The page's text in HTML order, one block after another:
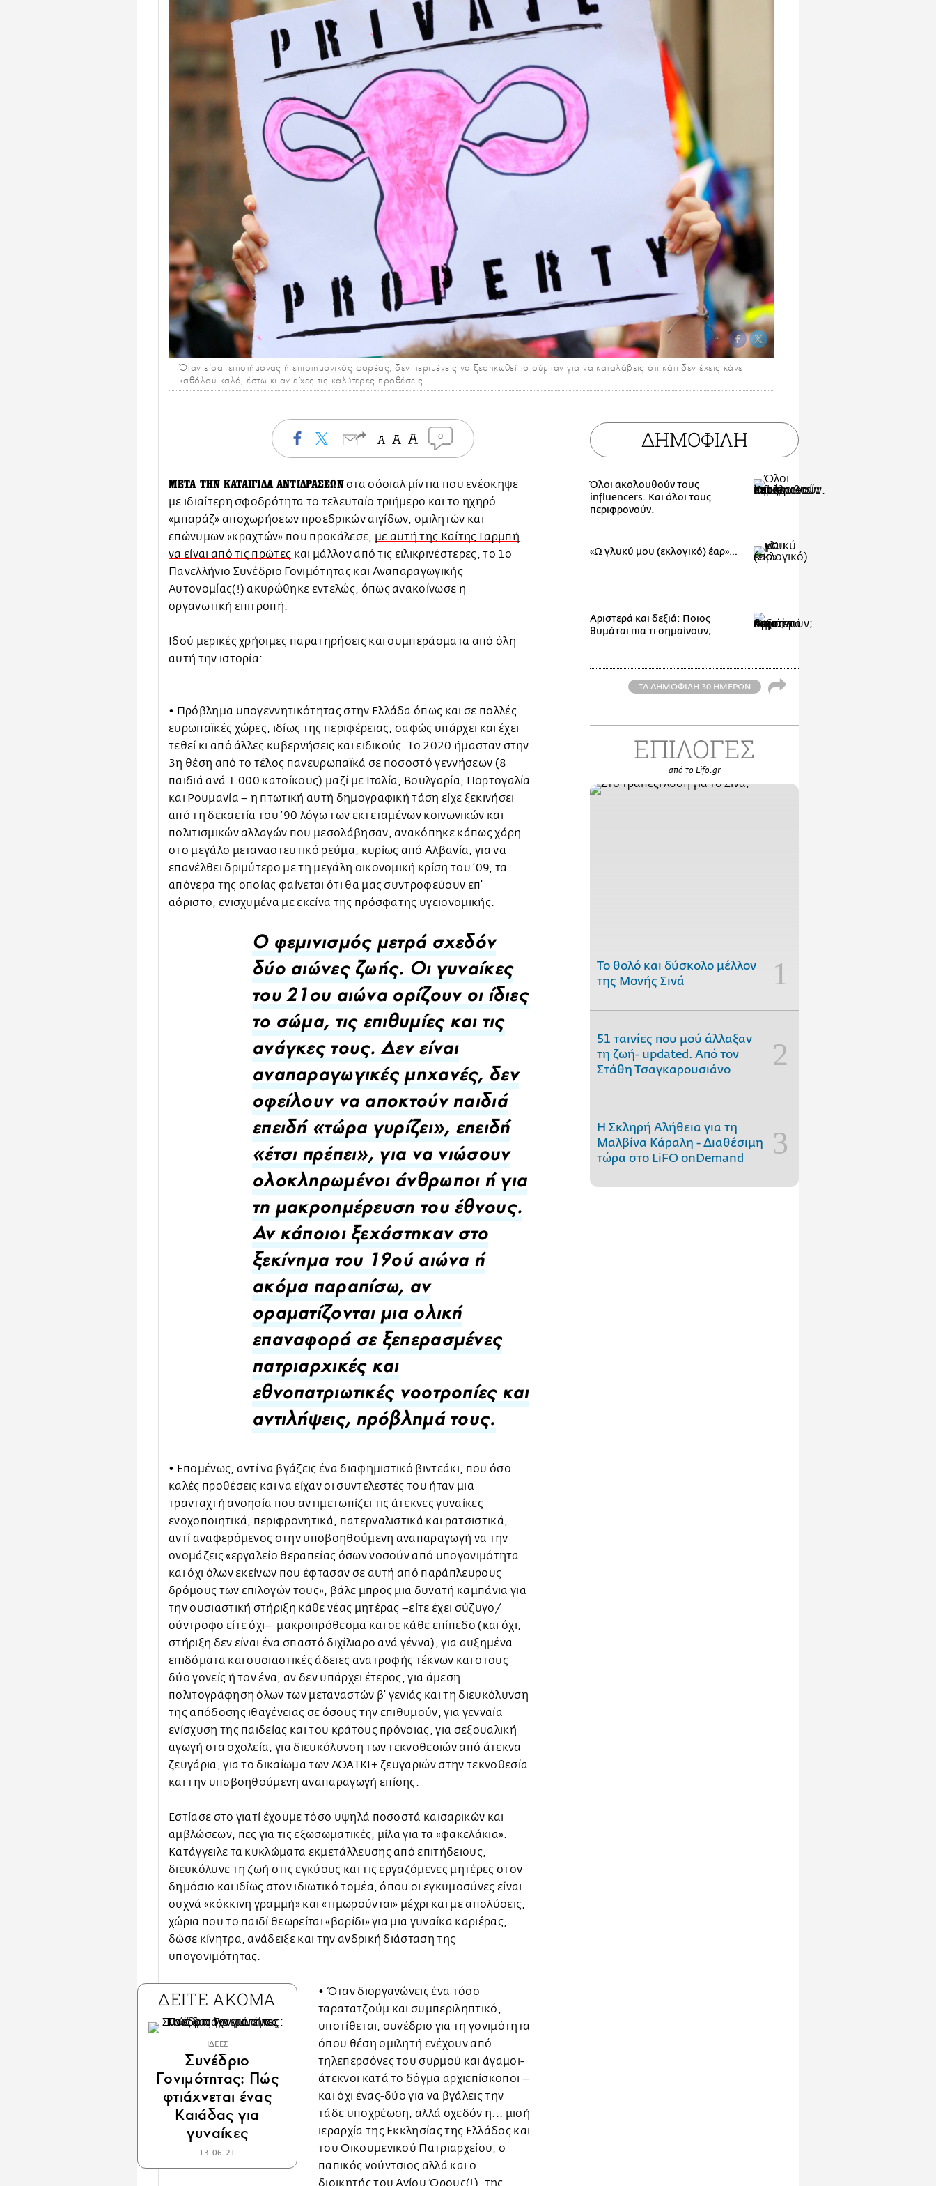
Όταν είσαι επιστήμονας ή επιστημονικός φορέας, δεν περιμένεις να ξεσηκωθεί το σύμπαν για να καταλάβεις ότι κάτι δεν έχεις κάνει
καθόλου καλά, έστω κι αν είχες τις καλύτερες προθέσεις.
0
ΜΕΤΑ ΤΗΝ ΚΑΤΑΙΓΙΔΑ ΑΝΤΙΔΡΑΣΕΩΝστα σόσιαλ μίντια που ενέσκηψε
με ιδιαίτερη σφοδρότητα το τελευταίο τριήμερο και το ηχηρό
«μπαράζ» αποχωρήσεων προεδρικών αιγίδων, ομιλητών και
επώνυμων «κραχτών» που προκάλεσε, με αυτή της Καίτης Γαρμπή
να είναι από τις πρώτες και μάλλον από τις ειλικρινέστερες, το 1ο
Πανελλήνιο Συνέδριο Γονιμότητας και Αναπαραγωγικής
Αυτονομίας(!) ακυρώθηκε εντελώς, όπως ανακοίνωσε η
οργανωτική επιτροπή.
Ιδού μερικές χρήσιμες παρατηρήσεις και συμπεράσματα από όλη
αυτή την ιστορία:
• Πρόβλημα υπογεννητικότητας στην Ελλάδα όπως και σε πολλές
ευρωπαϊκές χώρες, ιδίως της περιφέρειας, σαφώς υπάρχει και έχει
τεθεί κι από άλλες κυβερνήσεις και ειδικούς. To 2020 ήμασταν στην
3η θέση από το τέλος πανευρωπαϊκά σε ποσοστό γεννήσεων (8
παιδιά ανά 1.000 κατοίκους) μαζί με Ιταλία, Βουλγαρία, Πορτογαλία
και Ρουμανία – η πτωτική αυτή δημογραφική τάση είχε ξεκινήσει
από τη δεκαετία του ’90 λόγω των εκτεταμένων κοινωνικών και
πολιτισμικών αλλαγών που μεσολάβησαν, ανακόπηκε κάπως χάρη
στο μεγάλο μεταναστευτικό ρεύμα, κυρίως από Αλβανία, για να
επανέλθει δριμύτερο με τη μεγάλη οικονομική κρίση του ’09, τα
απόνερα της οποίας φαίνεται ότι θα μας συντροφεύουν επ’
αόριστο, ενισχυμένα με εκείνα της πρόσφατης υγειονομικής.
Ο φεμινισμός μετρά σχεδόν
δύο αιώνες ζωής. Οι γυναίκες
του 21ου αιώνα ορίζουν οι ίδιες
το σώμα, τις επιθυμίες και τις
ανάγκες τους. Δεν είναι
αναπαραγωγικές μηχανές, δεν
οφείλουν να αποκτούν παιδιά
επειδή «τώρα γυρίζει», επειδή
«έτσι πρέπει», για να νιώσουν
ολοκληρωμένοι άνθρωποι ή για
τη μακροημέρευση του έθνους.
Αν κάποιοι ξεχάστηκαν στο
ξεκίνημα του 19ού αιώνα ή
ακόμα παραπίσω, αν
οραματίζονται μια ολική
επαναφορά σε ξεπερασμένες
πατριαρχικές και
εθνοπατριωτικές νοοτροπίες και
αντιλήψεις, πρόβλημά τους.
• Επομένως, αντί να βγάζεις ένα διαφημιστικό βιντεάκι, που όσο
καλές προθέσεις και να είχαν οι συντελεστές του ήταν μια
τρανταχτή ανοησία που αντιμετωπίζει τις άτεκνες γυναίκες
ενοχοποιητικά, περιφρονητικά, πατερναλιστικά και ρατσιστικά,
αντί αναφερόμενος στην υποβοηθούμενη αναπαραγωγή να την
ονομάζεις «εργαλείο θεραπείας όσων νοσούν από υπογονιμότητα
και όχι όλων εκείνων που έφτασαν σε αυτή από παράπλευρους
δρόμους των επιλογών τους», βάλε μπρος μια δυνατή καμπάνια για
την ουσιαστική στήριξη κάθε νέας μητέρας –είτε έχει σύζυγο/
σύντροφο είτε όχι– μακροπρόθεσμα και σε κάθε επίπεδο (και όχι,
στήριξη δεν είναι ένα σπαστό διχίλιαρο ανά γέννα), για αυξημένα
επιδόματα και ουσιαστικές άδειες ανατροφής τέκνων και στους
δύο γονείς ή τον ένα, αν δεν υπάρχει έτερος, για άμεση
πολιτογράφηση όλων των μεταναστών β’ γενιάς και τη διευκόλυνση
της απόδοσης ιθαγένειας σε όσους την επιθυμούν, για γενναία
ενίσχυση της παιδείας και του κράτους πρόνοιας, για σεξουαλική
αγωγή στα σχολεία, για διευκόλυνση των τεκνοθεσιών από άτεκνα
ζευγάρια, για το δικαίωμα των ΛΟΑΤΚΙ+ ζευγαριών στην τεκνοθεσία
και την υποβοηθούμενη αναπαραγωγή επίσης.
Εστίασε στο γιατί έχουμε τόσο υψηλά ποσοστά καισαρικών και
αμβλώσεων, πες για τις εξωσωματικές, μίλα για τα «φακελάκια».
Κατάγγειλε τα κυκλώματα εκμετάλλευσης από επιτήδειους,
διευκόλυνε τη ζωή στις εγκύους και τις εργαζόμενες μητέρες στον
δημόσιο και ιδίως στον ιδιωτικό τομέα, όπου οι εγκυμοσύνες είναι
συχνά «κόκκινη γραμμή» και «τιμωρούνται» μέχρι και με απολύσεις,
χώρια που το παιδί θεωρείται «βαρίδι» για μια γυναίκα καριέρας,
δώσε κίνητρα, ανάδειξε και την ανδρική διάσταση της
υπογονιμότητας.
ΔΕΙΤΕ ΑΚΟΜΑ
ΙΔΕΕΣ
Συνέδριο
Γονιμότητας: Πώς
φτιάχνεται ένας
Καιάδας για
γυναίκες
13.06.21
• Όταν διοργανώνεις ένα τόσο
ταρατατζούμ και συμπεριληπτικό,
υποτίθεται, συνέδριο για τη γονιμότητα
όπου θέση ομιλητή ενέχουν από
τηλεπερσόνες του συρμού και άγαμοι-
άτεκνοι κατά το δόγμα αρχιεπίσκοποι –
και όχι ένας-δύο για να βγάλεις την
τάδε υποχρέωση, αλλά σχεδόν η... μισή
ιεραρχία της Εκκλησίας της Ελλάδος και
του Οικουμενικού Πατριαρχείου, ο
παπικός νούντσιος αλλά και ο
διοικητής του Αγίου Όρους(!), της
ΔΗΜΟΦΙΛΗ
Όλοι ακολουθούν τους
influencers. Και όλοι τους
περιφρονούν.
«Ω γλυκύ μου (εκλογικό) έαρ»…
Αριστερά και δεξιά: Ποιος
θυμάται πια τι σημαίνουν;
ΤΑ ΔΗΜΟΦΙΛΗ 30 ΗΜΕΡΩΝ
ΕΠΙΛΟΓΕΣ
από το Lifo.gr
Το θολό και δύσκολο μέλλον
της Μονής Σινά
51 ταινίες που μού άλλαξαν
τη ζωή- updated. Aπό τον
Στάθη Τσαγκαρουσιάνο
Η Σκληρή Αλήθεια για τη
Μαλβίνα Κάραλη - Διαθέσιμη
τώρα στo LiFO onDemand